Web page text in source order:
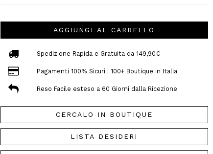
AGGIUNGI AL CARRELLO
Spedizione Rapida e Gratuita da 149,90€
Pagamenti 100% Sicuri | 100+ Boutique in Italia
Reso Facile esteso a 60 Giorni dalla Ricezione
CERCALO IN BOUTIQUE
LISTA DESIDERI